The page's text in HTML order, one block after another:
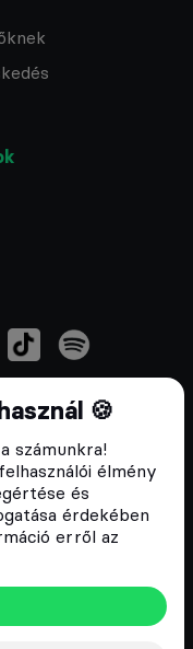
🍪
számunkra!
élmény
és
érdekében
erről az
jog fenntartva